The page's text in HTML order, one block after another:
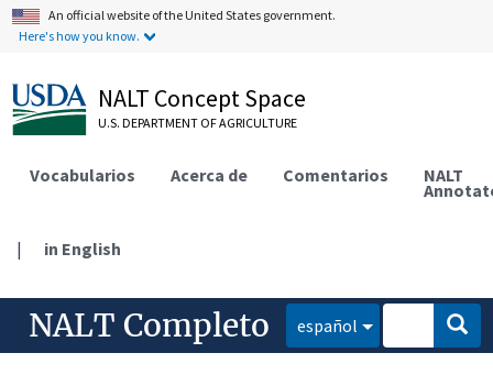
An official website of the United States government.
Here's how you know.
NALT Concept Space
U.S. DEPARTMENT OF AGRICULTURE
Vocabularios Acerca de Comentarios NALT
| in English
NALT Completo español